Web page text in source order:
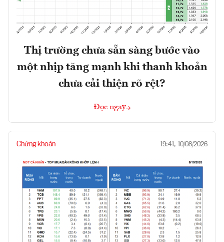
Thị trường chưa sẵn sàng bước vào
một nhịp tăng mạnh khi thanh khoản
chưa cải thiện rõ rệt?
Đọc ngay
Chứng khoán 19:41, 10/08/2026